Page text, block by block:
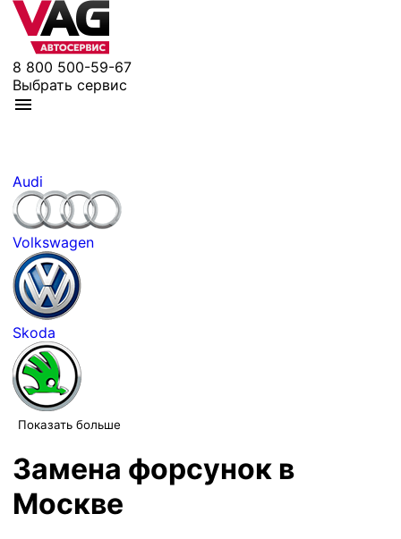
8 800 500-59-67
Выбрать сервис
Audi
Volkswagen
Skoda
Показать больше
Замена форсунок в
Москве